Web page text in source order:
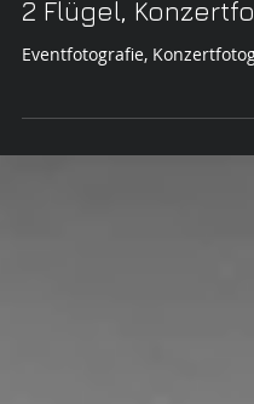
Kurt Gruhlke
Eventfotograf Kurt Gruhlke
2 Flügel,
Eventfotografie,